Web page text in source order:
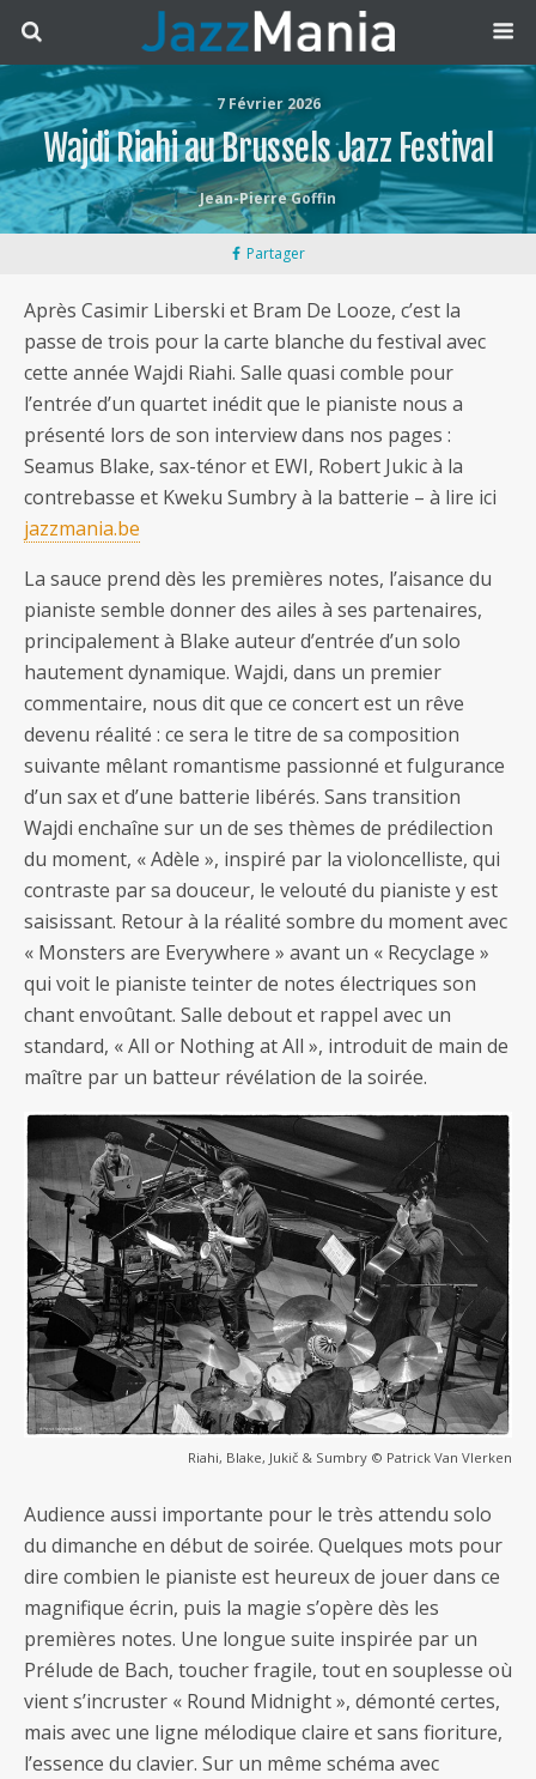
7 Février 2026
Wajdi Riahi au Brussels Jazz Festival
Jean-Pierre Goffin
Partager
Après Casimir Liberski et Bram De Looze, c’est la
passe de trois pour la carte blanche du festival avec
cette année Wajdi Riahi. Salle quasi comble pour
l’entrée d’un quartet inédit que le pianiste nous a
présenté lors de son interview dans nos pages :
Seamus Blake, sax-ténor et EWI, Robert Jukic à la
contrebasse et Kweku Sumbry à la batterie – à lire ici
jazzmania.be
La sauce prend dès les premières notes, l’aisance du
pianiste semble donner des ailes à ses partenaires,
principalement à Blake auteur d’entrée d’un solo
hautement dynamique. Wajdi, dans un premier
commentaire, nous dit que ce concert est un rêve
devenu réalité : ce sera le titre de sa composition
suivante mêlant romantisme passionné et fulgurance
d’un sax et d’une batterie libérés. Sans transition
Wajdi enchaîne sur un de ses thèmes de prédilection
du moment, « Adèle », inspiré par la violoncelliste, qui
contraste par sa douceur, le velouté du pianiste y est
saisissant. Retour à la réalité sombre du moment avec
« Monsters are Everywhere » avant un « Recyclage »
qui voit le pianiste teinter de notes électriques son
chant envoûtant. Salle debout et rappel avec un
standard, « All or Nothing at All », introduit de main de
maître par un batteur révélation de la soirée.
Riahi, Blake, Jukič & Sumbry © Patrick Van Vlerken
Audience aussi importante pour le très attendu solo
du dimanche en début de soirée. Quelques mots pour
dire combien le pianiste est heureux de jouer dans ce
magnifique écrin, puis la magie s’opère dès les
premières notes. Une longue suite inspirée par un
Prélude de Bach, toucher fragile, tout en souplesse où
vient s’incruster « Round Midnight », démonté certes,
mais avec une ligne mélodique claire et sans fioriture,
l’essence du clavier. Sur un même schéma avec